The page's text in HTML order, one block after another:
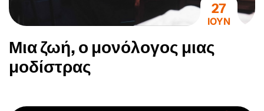
27
ΙΟΥΝ
Μια ζωή, ο μονόλογος μιας
μοδίστρας